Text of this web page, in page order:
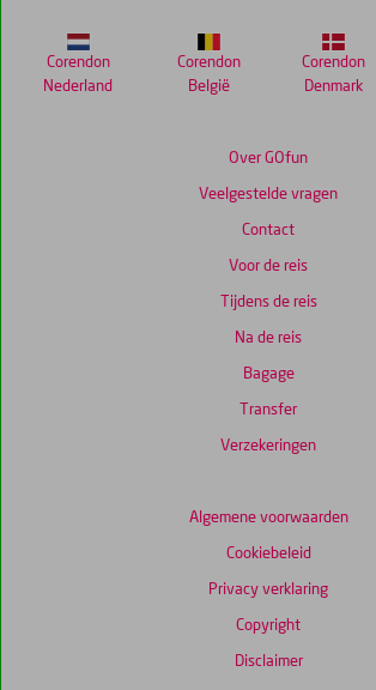
Over GOfun
Veelgestelde vragen
Contact
Voor de reis
Tijdens de reis
Na de reis
Bagage
Transfer
Verzekeringen
Algemene voorwaarden
Cookiebeleid
Privacy verklaring
Copyright
Disclaimer
Corendon
Nederland
Corendon
België
Corendon
Denmark